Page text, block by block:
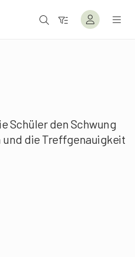
Schüler den Schwung
und die Treffgenauigkeit